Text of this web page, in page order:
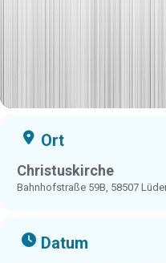
Ort
Christuskirche
Bahnhofstraße 59B, 58507
Datum